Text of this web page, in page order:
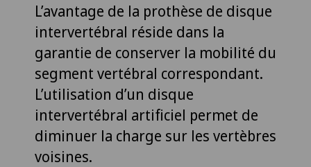
L’avantage de la prothèse de disque
intervertébral réside dans la
garantie de conserver la mobilité du
segment vertébral correspondant.
L’utilisation d’un disque
intervertébral artificiel permet de
diminuer la charge sur les vertèbres
voisines.